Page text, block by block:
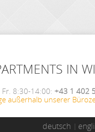
IN
8:30-14:00: +43 1 402
außerhalb unserer
deutsch